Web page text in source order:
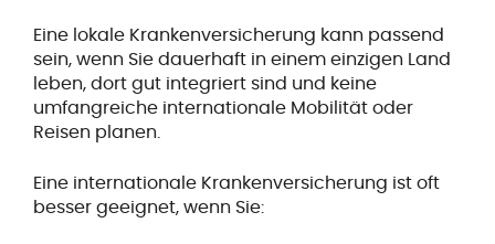
Eine lokale Krankenversicherung kann passend
sein, wenn Sie dauerhaft in einem einzigen Land
leben, dort gut integriert sind und keine
umfangreiche internationale Mobilität oder
Reisen planen.
Eine internationale Krankenversicherung ist oft
besser geeignet, wenn Sie: